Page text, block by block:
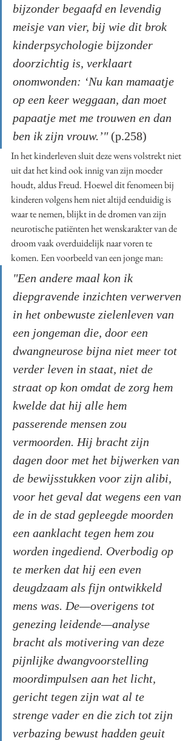
bijzonder begaafd en levendig
meisje van vier, bij wie dit brok
kinderpsychologie bijzonder
doorzichtig is, verklaart
onomwonden: ‘Nu kan mamaatje
op een keer weggaan, dan moet
papaatje met me trouwen en dan
ben ik zijn vrouw.’" (p.258)
In het kinderleven sluit deze wens volstrekt niet
uit dat het kind ook innig van zijn moeder
houdt, aldus Freud. Hoewel dit fenomeen bij
kinderen volgens hem niet altijd eenduidig is
waar te nemen, blijkt in de dromen van zijn
neurotische patiënten het wenskarakter van de
droom vaak overduidelijk naar voren te
komen. Een voorbeeld van een jonge man:
"Een andere maal kon ik
diepgravende inzichten verwerven
in het onbewuste zielenleven van
een jongeman die, door een
dwangneurose bijna niet meer tot
verder leven in staat, niet de
straat op kon omdat de zorg hem
kwelde dat hij alle hem
passerende mensen zou
vermoorden. Hij bracht zijn
dagen door met het bijwerken van
de bewijsstukken voor zijn alibi,
voor het geval dat wegens een van
de in de stad gepleegde moorden
een aanklacht tegen hem zou
worden ingediend. Overbodig op
te merken dat hij een even
deugdzaam als fijn ontwikkeld
mens was. De—overigens tot
genezing leidende—analyse
bracht als motivering van deze
pijnlijke dwangvoorstelling
moordimpulsen aan het licht,
gericht tegen zijn wat al te
strenge vader en die zich tot zijn
verbazing bewust hadden geuit